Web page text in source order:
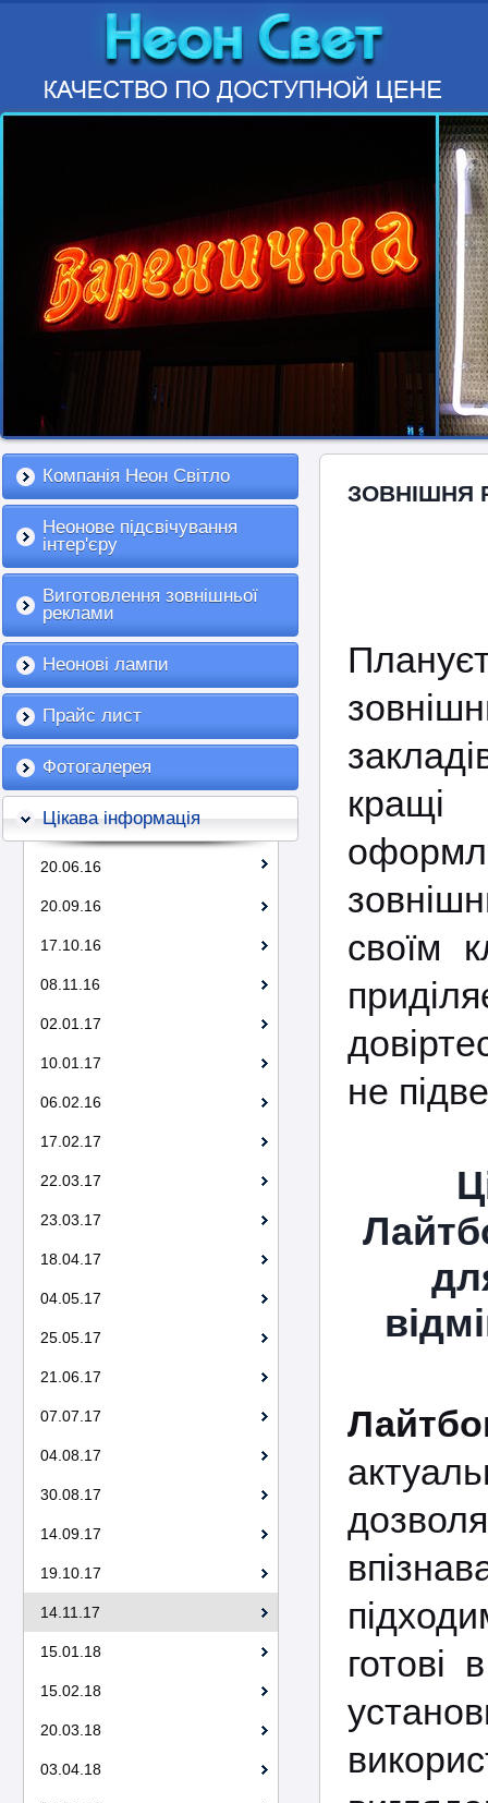
Компанія Неон Світло
Неонове підсвічування
інтер'єру
Виготовлення зовнішньої
реклами
Неонові лампи
Прайс лист
Фотогалерея
Цікава інформація
20.06.16
20.09.16
17.10.16
08.11.16
02.01.17
10.01.17
06.02.16
17.02.17
22.03.17
23.03.17
18.04.17
04.05.17
25.05.17
21.06.17
07.07.17
04.08.17
30.08.17
14.09.17
19.10.17
14.11.17
15.01.18
15.02.18
20.03.18
03.04.18
ЗОВНІШНЯ
кращі
своїм
не
готові